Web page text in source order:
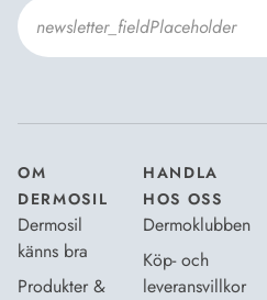
OM
DERMOSIL
Dermosil
känns bra
Produkter &
HANDLA
HOS OSS
Dermoklubben
Köp- och
leveransvillkor